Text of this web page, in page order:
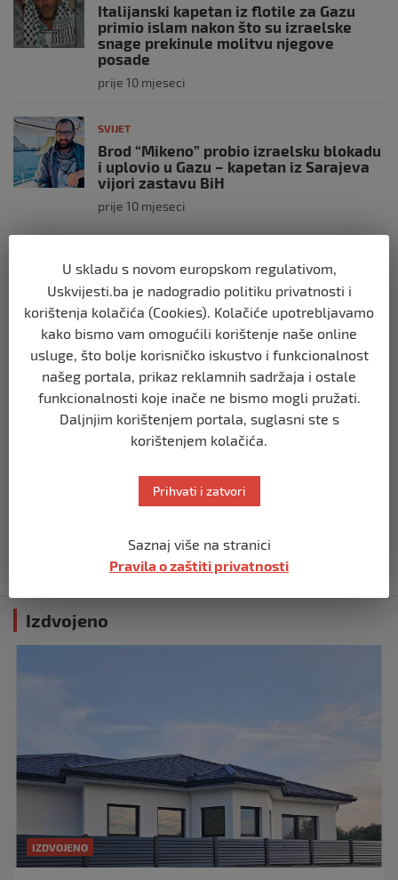
Italijanski kapetan iz flotile za Gazu
primio islam nakon što su izraelske
snage prekinule molitvu njegove
posade
prije 10 mjeseci
SVIJET
Brod “Mikeno” probio izraelsku blokadu
i uplovio u Gazu – kapetan iz Sarajeva
vijori zastavu BiH
prije 10 mjeseci
Opsadno stanje u Münchenu, odjeknulo
nekoliko eksplozija: Ima žrtava,
policijske snage na terenu
prije 10 mjeseci
SVIJET
Putin: Spremni smo vojno uzvratiti
Zapadu
prije 11 mjeseci
Papa Lav XIV izjavio da je situacija vrlo
Dohu
prije 11 mjeseci
Izdvojeno
IZDVOJENO
U skladu s novom europskom regulativom,
Uskvijesti.ba je nadogradio politiku privatnosti i
korištenja kolačića (Cookies). Kolačiće upotrebljavamo
kako bismo vam omogućili korištenje naše online
usluge, što bolje korisničko iskustvo i funkcionalnost
našeg portala, prikaz reklamnih sadržaja i ostale
funkcionalnosti koje inače ne bismo mogli pružati.
Daljnjim korištenjem portala, suglasni ste s
korištenjem kolačića.
Prihvati i zatvori
Saznaj više na stranici
Pravila o zaštiti privatnosti